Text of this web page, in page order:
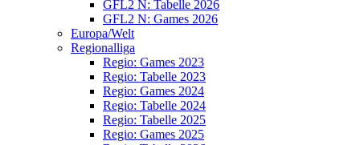
GFL2 N: Tabelle 2026
GFL2 N: Games 2026
Europa/Welt
Regionalliga
Regio: Games 2023
Regio: Tabelle 2023
Regio: Games 2024
Regio: Tabelle 2024
Regio: Tabelle 2025
Regio: Games 2025